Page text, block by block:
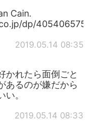
Cain.
dp/
2019.05.14 08:35
かれたら面倒ごと
あるのが嫌だから
。
2019.05.14 08:33